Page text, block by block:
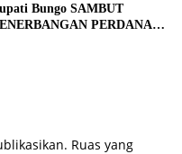
Bungo SAMBUT
PERDANA
Ruas yang